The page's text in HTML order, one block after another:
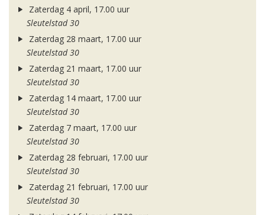
Zaterdag 4 april, 17.00 uur
Sleutelstad 30
Zaterdag 28 maart, 17.00 uur
Sleutelstad 30
Zaterdag 21 maart, 17.00 uur
Sleutelstad 30
Zaterdag 14 maart, 17.00 uur
Sleutelstad 30
Zaterdag 7 maart, 17.00 uur
Sleutelstad 30
Zaterdag 28 februari, 17.00 uur
Sleutelstad 30
Zaterdag 21 februari, 17.00 uur
Sleutelstad 30